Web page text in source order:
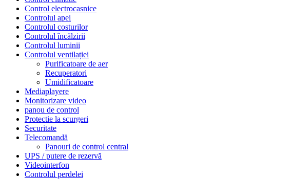
Control electrocasnice
Controlul apei
Controlul costurilor
Controlul încălzirii
Controlul luminii
Controlul ventilației
Purificatoare de aer
Recuperatori
Umidificatoare
Mediaplayere
Monitorizare video
panou de control
Protectie la scurgeri
Securitate
Telecomandă
Panouri de control central
UPS / putere de rezervă
Videointerfon
Сontrolul perdelei